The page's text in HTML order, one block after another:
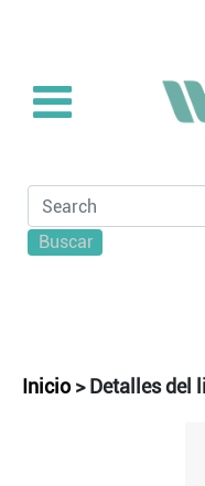
Buscar
Inicio >Detalles del